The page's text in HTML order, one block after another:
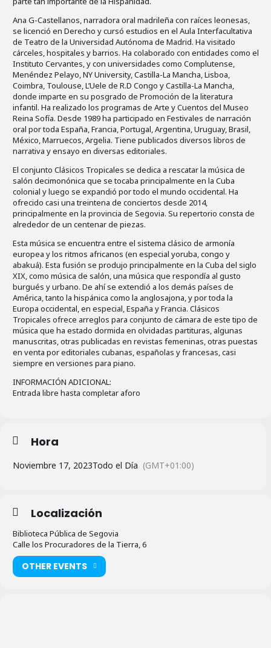
Ana G-Castellanos, narradora oral madrileña con raíces leonesas,
se licenció en Derecho y cursó estudios en el Aula Interfacultativa
de Teatro de la Universidad Autónoma de Madrid. Ha visitado
cárceles, hospitales y barrios. Ha colaborado con entidades como el
Instituto Cervantes, y con universidades como Complutense,
Menéndez Pelayo, NY University, Castilla-La Mancha, Lisboa,
Coimbra, Toulouse, L’Uele de R.D Congo y Castilla-La Mancha,
donde imparte en su posgrado de Promoción de la literatura
infantil. Ha realizado los programas de Arte y Cuentos del Museo
Reina Sofía. Desde 1989 ha participado en Festivales de narración
oral por toda España, Francia, Portugal, Argentina, Uruguay, Brasil,
México, Marruecos, Argelia. Tiene publicados diversos libros de
narrativa y ensayo en diversas editoriales.
El conjunto Clásicos Tropicales se dedica a rescatar la música de
salón decimonónica que se tocaba principalmente en la Cuba
colonial y luego se expandió por todo el mundo occidental. Ha
ofrecido casi una treintena de conciertos desde 2014,
principalmente en la provincia de Segovia. Su repertorio consta de
alrededor de un centenar de piezas.
Esta música se encuentra entre el sistema clásico de armonía
europea y los ritmos africanos (en especial yoruba, congo y
abakuá). Esta fusión se produjo principalmente en la Cuba del siglo
XIX, como música de salón, una música que respondía al gusto
burgués y urbano. De ahí se extendió a los demás países de
América, tanto la hispánica como la anglosajona, y por toda la
Europa occidental, en especial, España y Francia. Clásicos
Tropicales ofrece arreglos para conjunto de cámara de este tipo de
música que ha estado dormida en olvidadas partituras, algunas
manuscritas, otras publicadas en revistas femeninas, otras puestas
en venta por editoriales cubanas, españolas y francesas, casi
siempre en versiones para piano.
INFORMACIÓN ADICIONAL:
Entrada libre hasta completar aforo
Hora
Noviembre 17, 2023Todo el Día (GMT+01:00)
Localización
Biblioteca Pública de Segovia
Calle los Procuradores de la Tierra, 6
OTHER EVENTS